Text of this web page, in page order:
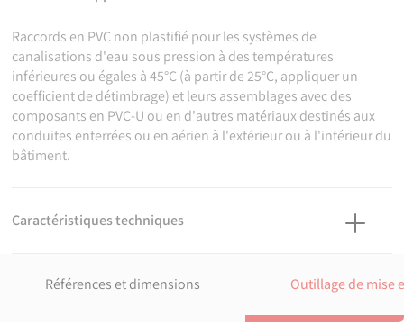
Raccords en PVC non plastifié pour les systèmes de
canalisations d'eau sous pression à des températures
inférieures ou égales à 45°C (à partir de 25°C, appliquer un
coefficient de détimbrage) et leurs assemblages avec des
composants en PVC-U ou en d'autres matériaux destinés aux
conduites enterrées ou en aérien à l'extérieur ou à l'intérieur du
bâtiment.
Caractéristiques techniques
Corps : PVC-U. Taraudage : PVC-U. Cerclage : Acier inox AISI 304.
Références et dimensions Outillage de mise